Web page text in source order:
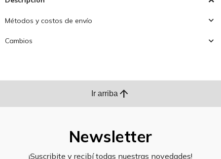
Métodos y costos de envío
Cambios
Ir arriba arrow_upward
Newsletter
¡Suscribite y recibí todas nuestras novedades!